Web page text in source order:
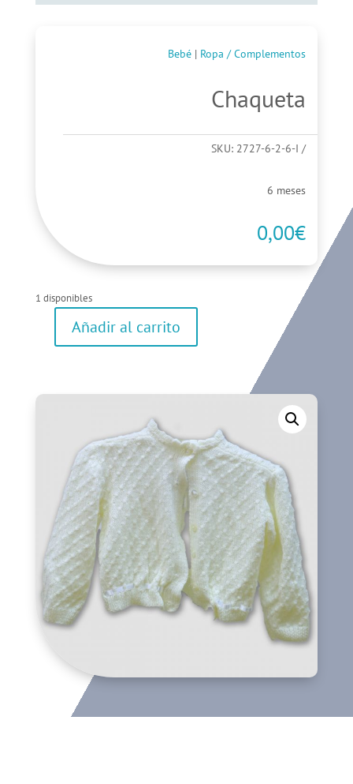
Bebé | Ropa / Complementos
Chaqueta
SKU: 2727-6-2-6-I
6 meses
0,00€
1 disponibles
ChaquetaAñadir al carrito